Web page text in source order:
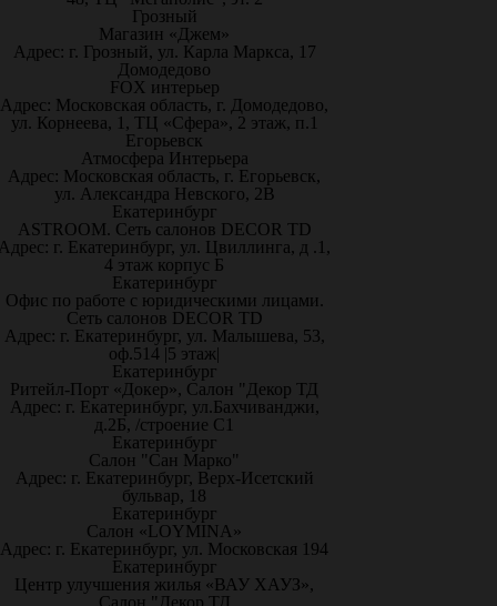
Грозный
Магазин «Джем»
Адрес: г. Грозный, ул. Карла Маркса, 17
Домодедово
FOX интерьер
Адрес: Московская область, г. Домодедово,
ул. Корнеева, 1, ТЦ «Сфера», 2 этаж, п.1
Егорьевск
Атмосфера Интерьера
Адрес: Московская область, г. Егорьевск,
ул. Александра Невского, 2В
Екатеринбург
ASTROOM. Сеть салонов DECOR TD
г. Екатеринбург, ул. Цвиллинга, д .1,
4 этаж корпус Б
Екатеринбург
Офис по работе с юридическими лицами.
Сеть салонов DECOR TD
Адрес: г. Екатеринбург, ул. Малышева, 53,
оф.514 |5 этаж|
Екатеринбург
Ритейл-Порт «Докер», Салон "Декор ТД
Адрес: г. Екатеринбург, ул.Бахчиванджи,
д.2Б, /строение С1
Екатеринбург
Салон "Сан Марко"
Адрес: г. Екатеринбург, Верх-Исетский
бульвар, 18
Екатеринбург
Салон «LOYMINA»
Адрес: г. Екатеринбург, ул. Московская 194
Екатеринбург
Центр улучшения жилья «ВАУ ХАУЗ»,
Салон "Декор ТД